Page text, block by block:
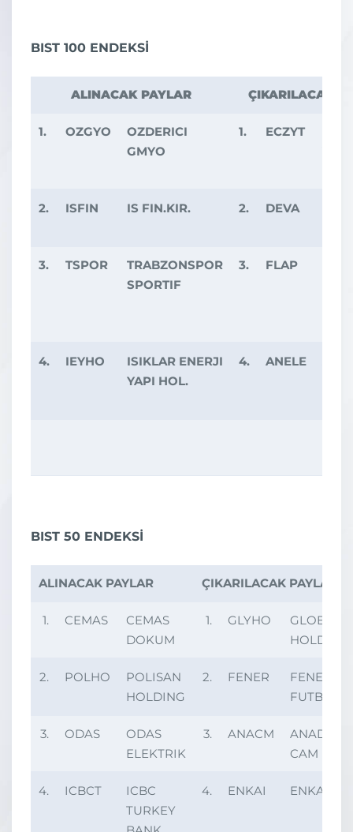
BIST 100 ENDEKSİ
ALINACAK PAYLAR ÇIKARILACAK
1. OZGYO
OZDERICI
GMYO
1. ECZYT
2. ISFIN IS FIN.KIR. 2. DEVA
3. TSPOR
TRABZONSPOR
SPORTIF
3. FLAP
4. IEYHO
ISIKLAR ENERJI
YAPI HOL.
4. ANELE
BIST 50 ENDEKSİ
ALINACAK PAYLAR ÇIKARILACAK PAYLAR
1. CEMAS
CEMAS
DOKUM
1. GLYHO
GLOBAL
HOLDING
2. POLHO
POLISAN
HOLDING
2. FENER
FUTBOL
3. ODAS
ODAS
ELEKTRIK
3. ANACM
ANADOLU
CAM
4. ICBCT
ICBC
TURKEY
4. ENKAI ENKA